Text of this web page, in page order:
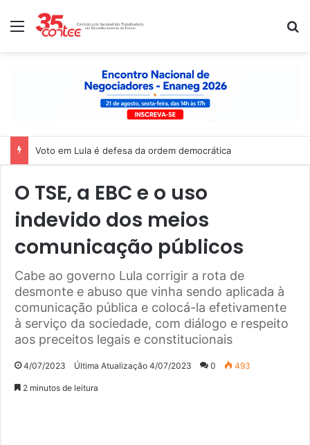
Menu
Nota de solidariedade ao povo venezuelano
O TSE, a EBC e o uso
indevido dos meios
comunicação públicos
Cabe ao governo Lula corrigir a rota de
desmonte e abuso que vinha sendo aplicada à
comunicação pública e colocá-la efetivamente
à serviço da sociedade, com diálogo e respeito
aos preceitos legais e constitucionais
4/07/2023 Última Atualização 4/07/2023 0 493
2 minutos de leitura